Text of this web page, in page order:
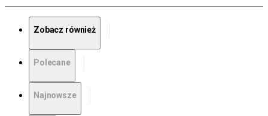
Zobacz również
Polecane
Najnowsze